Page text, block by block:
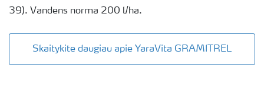
39). Vandens norma 200 l/ha.
Skaitykite daugiau apie YaraVita GRAMITREL